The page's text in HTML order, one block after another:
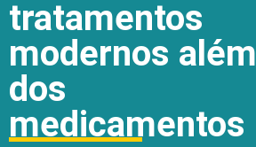
tratamentos
modernos além
dos
medicamentos